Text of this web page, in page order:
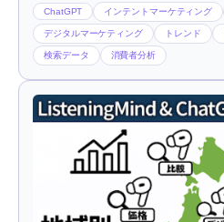
ChatGPT インテントマーケティング
デジタルマーケティング トレンド
検索データ 消費者分析